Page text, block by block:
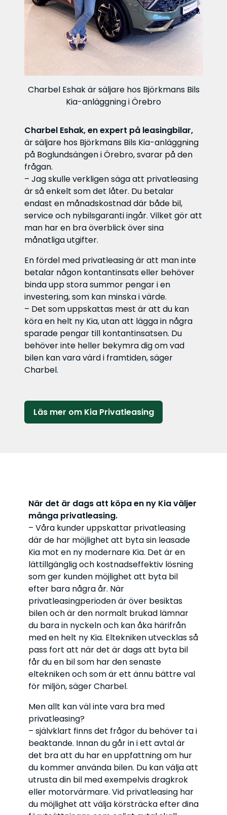
Charbel Eshak är säljare hos Björkmans Bils
Kia-anläggning i Örebro
Charbel Eshak, en expert på leasingbilar,
är säljare hos Björkmans Bils Kia-anläggning
på Boglundsängen i Örebro, svarar på den
frågan.
– Jag skulle verkligen säga att privatleasing
är så enkelt som det låter. Du betalar
endast en månadskostnad där både bil,
service och nybilsgaranti ingår. Vilket gör att
man har en bra överblick över sina
månatliga utgifter.
En fördel med privatleasing är att man inte
betalar någon kontantinsats eller behöver
binda upp stora summor pengar i en
investering, som kan minska i värde.
– Det som uppskattas mest är att du kan
köra en helt ny Kia, utan att lägga in några
sparade pengar till kontantinsatsen. Du
behöver inte heller bekymra dig om vad
bilen kan vara värd i framtiden, säger
Charbel.
Läs mer om Kia Privatleasing
När det är dags att köpa en ny Kia väljer
många privatleasing.
– Våra kunder uppskattar privatleasing
där de har möjlighet att byta sin leasade
Kia mot en ny modernare Kia. Det är en
lättillgänglig och kostnadseffektiv lösning
som ger kunden möjlighet att byta bil
efter bara några år. När
privatleasingperioden är över besiktas
bilen och är den normalt brukad lämnar
du bara in nyckeln och kan åka härifrån
med en helt ny Kia. Eltekniken utvecklas så
pass fort att när det är dags att byta bil
får du en bil som har den senaste
eltekniken och som är ett ännu bättre val
för miljön, säger Charbel.
Men allt kan väl inte vara bra med
privatleasing?
– självklart finns det frågor du behöver ta i
beaktande. Innan du går in i ett avtal är
det bra att du har en uppfattning om hur
du kommer använda bilen. Du kan välja att
utrusta din bil med exempelvis dragkrok
eller motorvärmare. Vid privatleasing har
du möjlighet att välja körsträcka efter dina